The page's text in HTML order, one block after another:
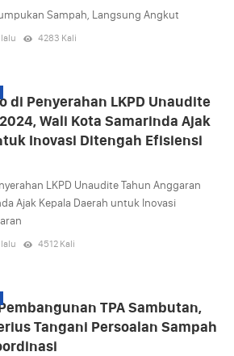
Sampah, Langsung Angkut
4283 Kali
di Penyerahan LKPD Unaudite
Wali Kota Samarinda Ajak
Inovasi Ditengah Efisiensi
LKPD Unaudite Tahun Anggaran
Ajak Kepala Daerah untuk Inovasi
4512 Kali
TPA Sambutan,
Tangani Persoalan Sampah